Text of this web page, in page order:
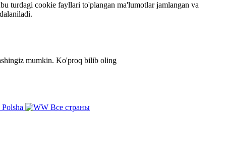
turdagi cookie fayllari to'plangan ma'lumotlar jamlangan va
mumkin. Ko'proq bilib oling
Polsha Все страны